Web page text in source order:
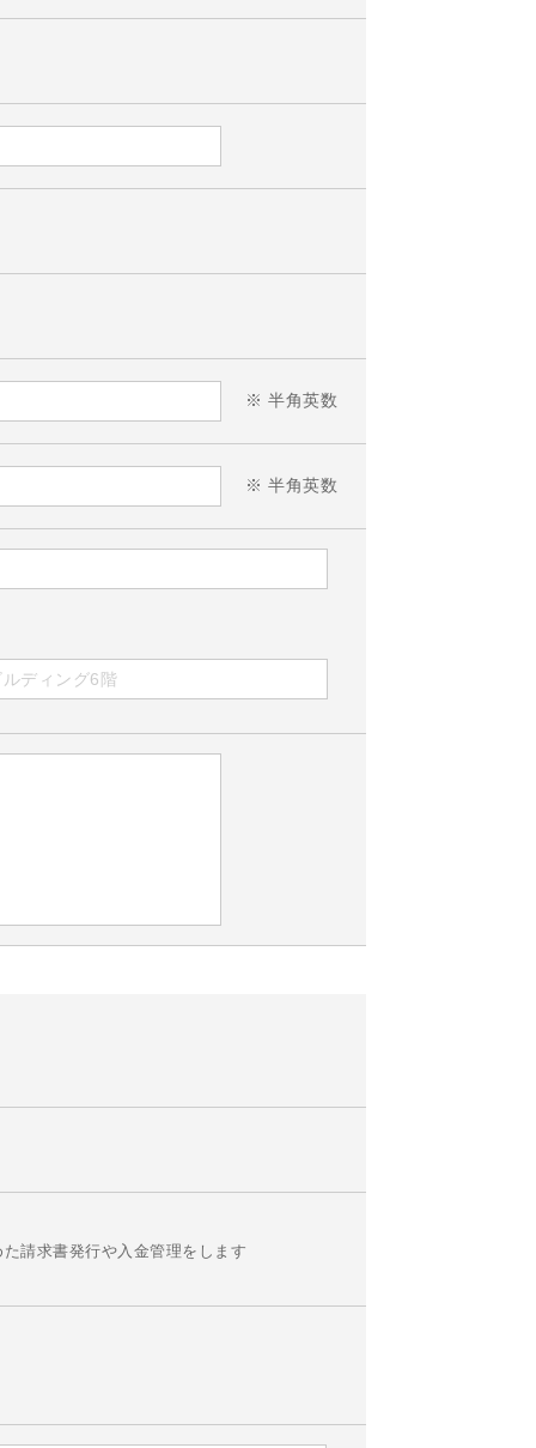
※ 半角英数
※ 半角英数
請求書発行や入金管理をします